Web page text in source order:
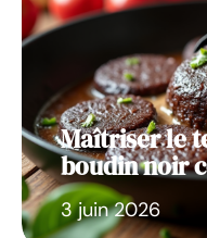
Maîtriser le
boudin noir
3 juin 2026